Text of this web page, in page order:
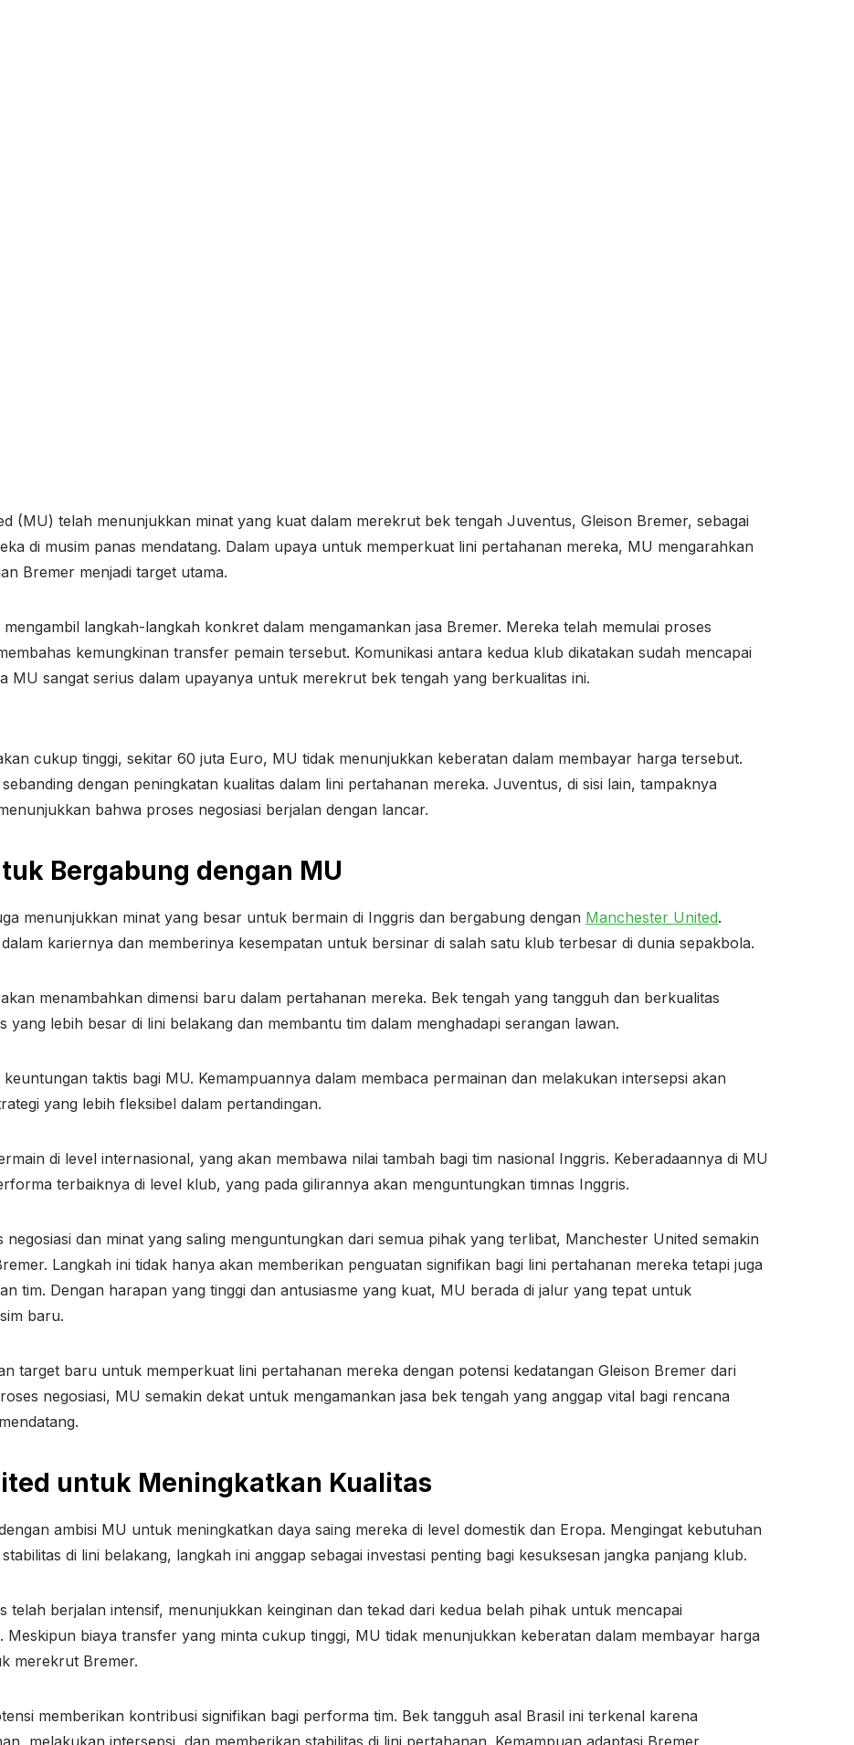
(MU) telah menunjukkan minat yang kuat dalam merekrut bek tengah Juventus, Gleison Bremer, sebagai
di musim panas mendatang. Dalam upaya untuk memperkuat lini pertahanan mereka, MU mengarahkan
Bremer menjadi target utama.
langkah-langkah konkret dalam mengamankan jasa Bremer. Mereka telah memulai proses
kemungkinan transfer pemain tersebut. Komunikasi antara kedua klub dikatakan sudah mencapai
MU sangat serius dalam upayanya untuk merekrut bek tengah yang berkualitas ini.
cukup tinggi, sekitar 60 juta Euro, MU tidak menunjukkan keberatan dalam membayar harga tersebut.
dengan peningkatan kualitas dalam lini pertahanan mereka. Juventus, di sisi lain, tampaknya
bahwa proses negosiasi berjalan dengan lancar.
Bergabung dengan MU
menunjukkan minat yang besar untuk bermain di Inggris dan bergabung dengan Manchester United.
kariernya dan memberinya kesempatan untuk bersinar di salah satu klub terbesar di dunia sepakbola.
menambahkan dimensi baru dalam pertahanan mereka. Bek tengah yang tangguh dan berkualitas
yang lebih besar di lini belakang dan membantu tim dalam menghadapi serangan lawan.
taktis bagi MU. Kemampuannya dalam membaca permainan dan melakukan intersepsi akan
yang lebih fleksibel dalam pertandingan.
di level internasional, yang akan membawa nilai tambah bagi tim nasional Inggris. Keberadaannya di MU
terbaiknya di level klub, yang pada gilirannya akan menguntungkan timnas Inggris.
dan minat yang saling menguntungkan dari semua pihak yang terlibat, Manchester United semakin
Langkah ini tidak hanya akan memberikan penguatan signifikan bagi lini pertahanan mereka tetapi juga
tim. Dengan harapan yang tinggi dan antusiasme yang kuat, MU berada di jalur yang tepat untuk
baru.
target baru untuk memperkuat lini pertahanan mereka dengan potensi kedatangan Gleison Bremer dari
negosiasi, MU semakin dekat untuk mengamankan jasa bek tengah yang anggap vital bagi rencana
untuk Meningkatkan Kualitas
ambisi MU untuk meningkatkan daya saing mereka di level domestik dan Eropa. Mengingat kebutuhan
di lini belakang, langkah ini anggap sebagai investasi penting bagi kesuksesan jangka panjang klub.
telah berjalan intensif, menunjukkan keinginan dan tekad dari kedua belah pihak untuk mencapai
Meskipun biaya transfer yang minta cukup tinggi, MU tidak menunjukkan keberatan dalam membayar harga
merekrut Bremer.
memberikan kontribusi signifikan bagi performa tim. Bek tangguh asal Brasil ini terkenal karena
melakukan intersepsi, dan memberikan stabilitas di lini pertahanan. Kemampuan adaptasi Bremer